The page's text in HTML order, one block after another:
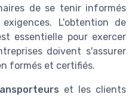
de se tenir informés
L'obtention de
essentielle pour exercer
doivent s'assurer
formés et certifiés.
et les clients